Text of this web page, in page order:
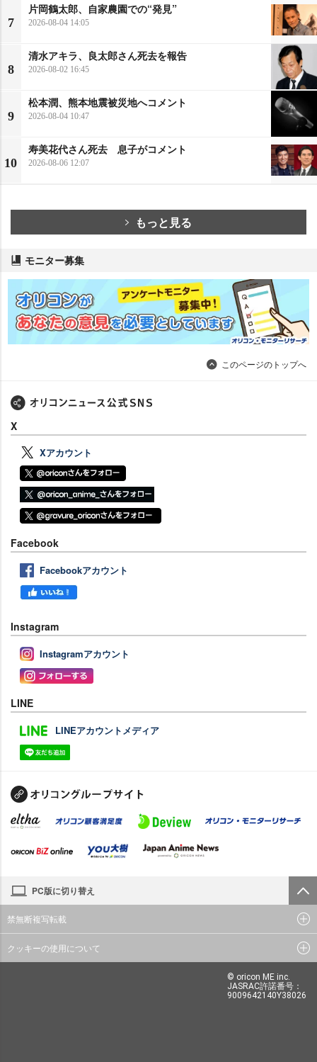
7
片岡鶴太郎、自家農園での“発見”
2026-08-04 14:05
8
清水アキラ、良太郎さん死去を報告
2026-08-02 16:45
9
松本潤、熊本地震被災地へコメント
2026-08-04 10:47
10
寿美花代さん死去 息子がコメント
2026-08-06 12:07
もっと見る
モニター募集
このページのトップへ
X
Xアカウント
Facebook
Facebookアカウント
Instagram
Instagramアカウント
LINE
LINEアカウントメディア
PC版に切り替え
禁無断複写転載
クッキーの使用について
© oricon ME inc.
JASRAC許諾番号：
9009642140Y38026